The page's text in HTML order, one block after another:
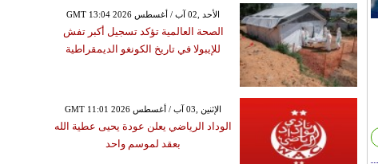
GMT 13:04 2026 الأحد ,02 آب / أغسطس
الصحة العالمية تؤكد تسجيل أكبر تفش
للإيبولا في تاريخ الكونغو الديمقراطية
GMT 11:01 2026 الإثنين ,03 آب / أغسطس
الوداد الرياضي يعلن عودة يحيى عطية الله
بعقد لموسم واحد